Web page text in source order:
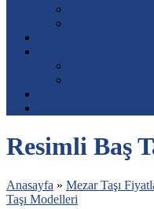
Resimli Baş
Anasayfa » Mezar Taşı
Taşı Modelleri